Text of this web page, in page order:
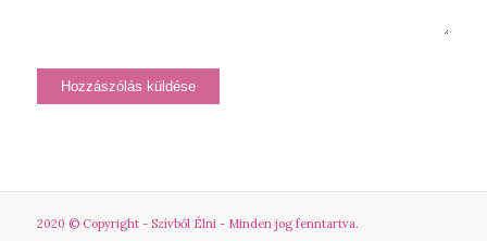
2020 © Copyright - Szívből Élni - Minden jog fenntartva.